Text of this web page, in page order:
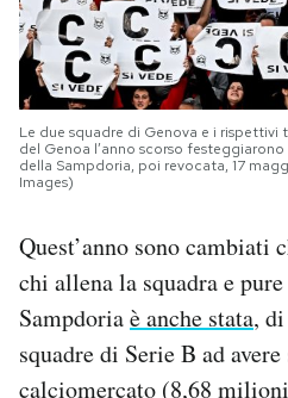
Le due squadre di Genova e i
del Genoa l’anno scorso
della Sampdoria, poi revocata, 17
Images)
Quest’anno sono cambiati
chi allena la squadra e
Sampdoriaè anche stata,
squadre di Serie B ad
calciomercato (8,68